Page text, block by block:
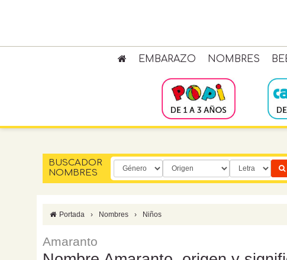
EMBARAZO NOMBRES
BUSCADOR
NOMBRES
Portada › Nombres › Niños
Amaranto